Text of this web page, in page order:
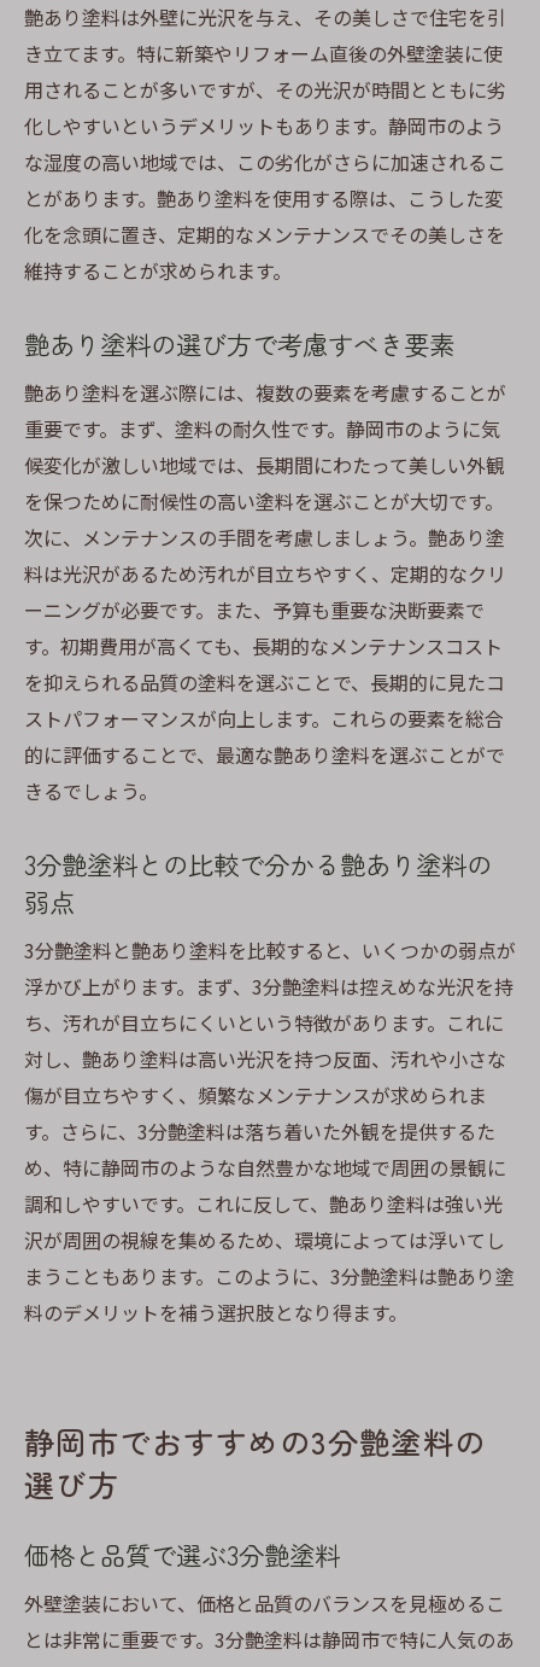
艶あり塗料は外壁に光沢を与え、その美しさで住宅を引
き立てます。特に新築やリフォーム直後の外壁塗装に使
用されることが多いですが、その光沢が時間とともに劣
化しやすいというデメリットもあります。静岡市のよう
な湿度の高い地域では、この劣化がさらに加速されるこ
とがあります。艶あり塗料を使用する際は、こうした変
化を念頭に置き、定期的なメンテナンスでその美しさを
維持することが求められます。
艶あり塗料の選び方で考慮すべき要素
艶あり塗料を選ぶ際には、複数の要素を考慮することが
重要です。まず、塗料の耐久性です。静岡市のように気
候変化が激しい地域では、長期間にわたって美しい外観
を保つために耐候性の高い塗料を選ぶことが大切です。
次に、メンテナンスの手間を考慮しましょう。艶あり塗
料は光沢があるため汚れが目立ちやすく、定期的なクリ
ーニングが必要です。また、予算も重要な決断要素で
す。初期費用が高くても、長期的なメンテナンスコスト
を抑えられる品質の塗料を選ぶことで、長期的に見たコ
ストパフォーマンスが向上します。これらの要素を総合
的に評価することで、最適な艶あり塗料を選ぶことがで
きるでしょう。
3分艶塗料との比較で分かる艶あり塗料の
弱点
3分艶塗料と艶あり塗料を比較すると、いくつかの弱点が
浮かび上がります。まず、3分艶塗料は控えめな光沢を持
ち、汚れが目立ちにくいという特徴があります。これに
対し、艶あり塗料は高い光沢を持つ反面、汚れや小さな
傷が目立ちやすく、頻繁なメンテナンスが求められま
す。さらに、3分艶塗料は落ち着いた外観を提供するた
め、特に静岡市のような自然豊かな地域で周囲の景観に
調和しやすいです。これに反して、艶あり塗料は強い光
沢が周囲の視線を集めるため、環境によっては浮いてし
まうこともあります。このように、3分艶塗料は艶あり塗
料のデメリットを補う選択肢となり得ます。
静岡市でおすすめの3分艶塗料の
選び方
価格と品質で選ぶ3分艶塗料
外壁塗装において、価格と品質のバランスを見極めるこ
とは非常に重要です。3分艶塗料は静岡市で特に人気のあ